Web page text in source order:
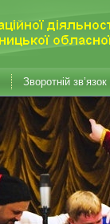
Зворотній зв’язок